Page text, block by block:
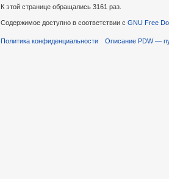
К этой странице обращались 3161 раз.
Содержимое доступно в соответствии с GNU Free
Политика конфиденциальности Описание PDW —